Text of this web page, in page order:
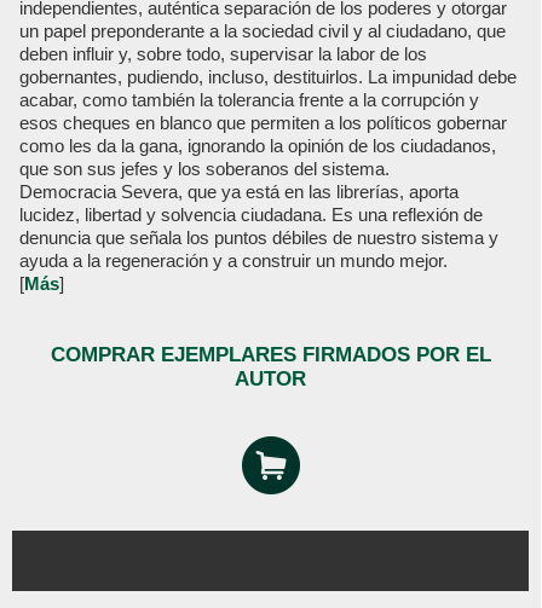
independientes, auténtica separación de los poderes y otorgar
un papel preponderante a la sociedad civil y al ciudadano, que
deben influir y, sobre todo, supervisar la labor de los
gobernantes, pudiendo, incluso, destituirlos. La impunidad debe
acabar, como también la tolerancia frente a la corrupción y
esos cheques en blanco que permiten a los políticos gobernar
como les da la gana, ignorando la opinión de los ciudadanos,
que son sus jefes y los soberanos del sistema.
Democracia Severa, que ya está en las librerías, aporta
lucidez, libertad y solvencia ciudadana. Es una reflexión de
denuncia que señala los puntos débiles de nuestro sistema y
ayuda a la regeneración y a construir un mundo mejor.
[Más]
COMPRAR EJEMPLARES FIRMADOS POR EL
AUTOR